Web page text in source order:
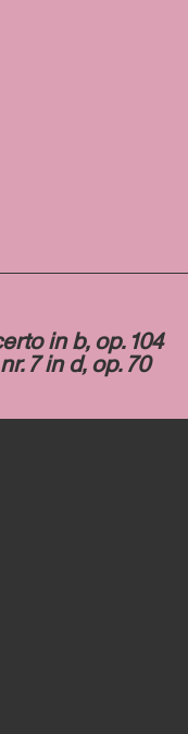
in b, op. 104
7 in d, op. 70